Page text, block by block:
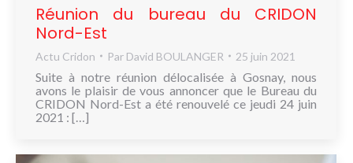
Réunion du bureau du CRIDON
Nord-Est
Actu Cridon Par David BOULANGER 25 juin 2021
Suite à notre réunion délocalisée à Gosnay, nous
avons le plaisir de vous annoncer que le Bureau du
CRIDON Nord-Est a été renouvelé ce jeudi 24 juin
2021 : […]